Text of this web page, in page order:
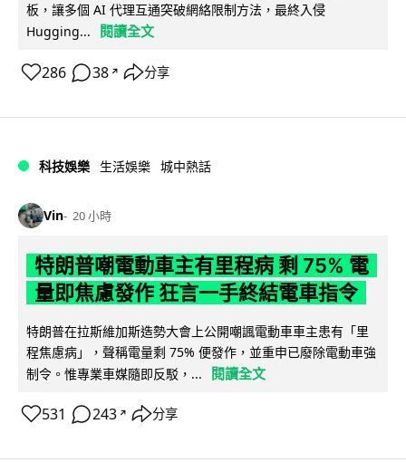
板，讓多個 AI 代理互通突破網絡限制方法，最終入侵
Hugging...
閱讀全文
286 38 ↗ 分享
科技娛樂 生活娛樂 城中熱話
Vin 20 小時
特朗普嘲電動車主有里程病 剩 75% 電
量即焦慮發作 狂言一手終結電車指令
特朗普在拉斯維加斯造勢大會上公開嘲諷電動車車主患有「里
程焦慮病」，聲稱電量剩 75% 便發作，並重申已廢除電動車強
制令。惟專業車媒隨即反駁，...
閱讀全文
531 243 ↗ 分享